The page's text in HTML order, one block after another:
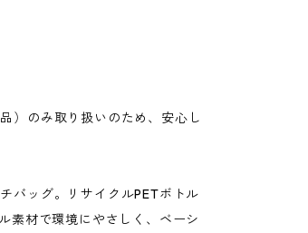
）のみ取り扱いのため、安心し
バッグ。リサイクルPETボトル
素材で環境にやさしく、ベーシ